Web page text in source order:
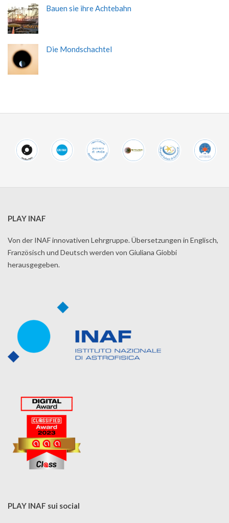
Bauen sie ihre Achtebahn
Die Mondschachtel
PLAY INAF
Von der INAF innovativen Lehrgruppe. Übersetzungen in Englisch,
Französisch und Deutsch werden von Giuliana Giobbi
herausgegeben.
PLAY INAF sui social